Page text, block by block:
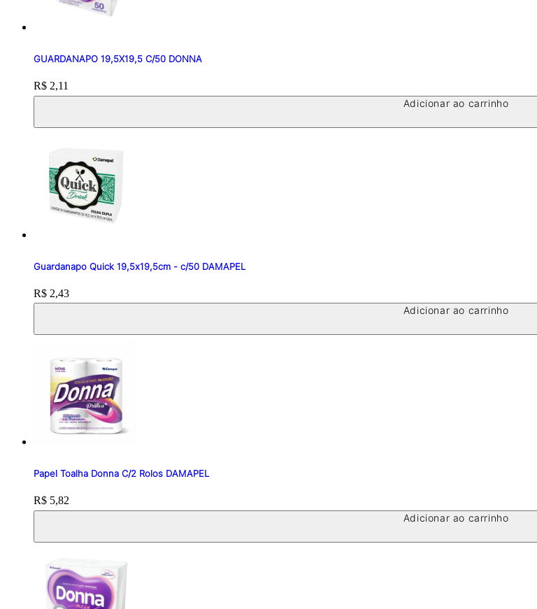
GUARDANAPO 19,5X19,5 C/50 DONNA
Price:
R$ 2,11
Adicionar ao carrinho
Guardanapo Quick 19,5x19,5cm - c/50 DAMAPEL
Price:
R$ 2,43
Adicionar ao carrinho
Papel Toalha Donna C/2 Rolos DAMAPEL
Price:
R$ 5,82
Adicionar ao carrinho